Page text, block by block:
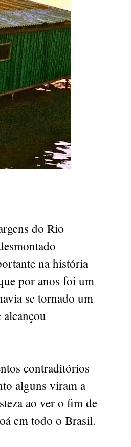
do Rio
na história
por anos foi um
se tornado um
contraditórios
alguns viram a
ao ver o fim de
em todo o Brasil.